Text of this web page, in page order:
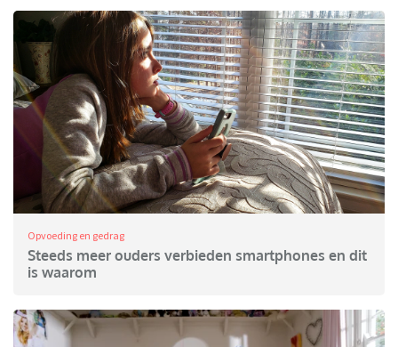
Opvoeding en gedrag
Steeds meer ouders verbieden smartphones en dit
is waarom